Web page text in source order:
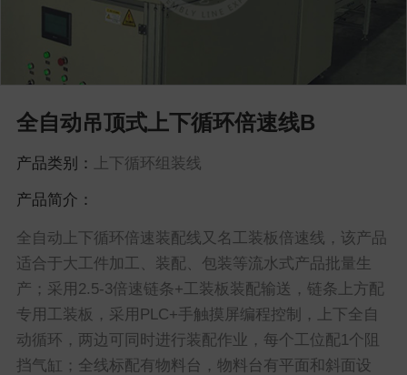
全自动吊顶式上下循环倍速线B
产品类别： 上下循环组装线
产品简介：
全自动上下循环倍速装配线又名工装板倍速线，该产品
适合于大工件加工、装配、包装等流水式产品批量生
产；采用2.5-3倍速链条+工装板装配输送，链条上方配
专用工装板，采用PLC+手触摸屏编程控制，上下全自
动循环，两边可同时进行装配作业，每个工位配1个阻
挡气缸；全线标配有物料台，物料台有平面和斜面设